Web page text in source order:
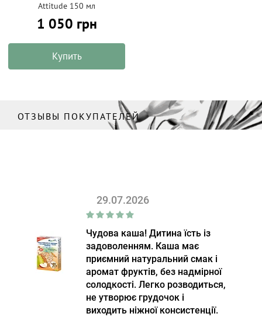
Attitude 150 мл
1 050 грн
Купить
ОТЗЫВЫ ПОКУПАТЕЛЕЙ
29.07.2026
Чудова каша! Дитина їсть із
задоволенням. Каша має
приємний натуральний смак і
аромат фруктів, без надмірної
солодкості. Легко розводиться,
не утворює грудочок і
виходить ніжної консистенції.